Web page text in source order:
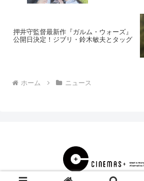
押井守監督最新作『ガルム・ウォーズ』
公開日決定！ジブリ・鈴木敏夫とタッグ
ホーム ニュース